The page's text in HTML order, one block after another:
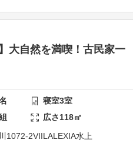
大自然を満喫！古民家一
寝室3室
広さ118㎡
1072-2VIILALEXIA水上